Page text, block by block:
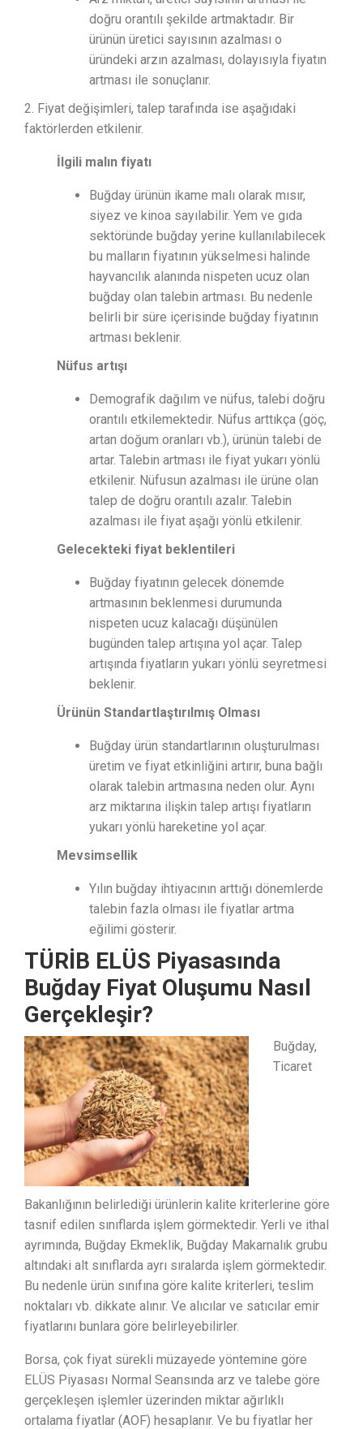
doğru orantılı şekilde artmaktadır. Bir
ürünün üretici sayısının azalması o
üründeki arzın azalması, dolayısıyla fiyatın
artması ile sonuçlanır.
2. Fiyat değişimleri, talep tarafında ise aşağıdaki
faktörlerden etkilenir.
İlgili malın fiyatı
Buğday ürünün ikame malı olarak mısır,
siyez ve kinoa sayılabilir. Yem ve gıda
sektöründe buğday yerine kullanılabilecek
bu malların fiyatının yükselmesi halinde
hayvancılık alanında nispeten ucuz olan
buğday olan talebin artması. Bu nedenle
belirli bir süre içerisinde buğday fiyatının
artması beklenir.
Nüfus artışı
Demografik dağılım ve nüfus, talebi doğru
orantılı etkilemektedir. Nüfus arttıkça (göç,
artan doğum oranları vb.), ürünün talebi de
artar. Talebin artması ile fiyat yukarı yönlü
etkilenir. Nüfusun azalması ile ürüne olan
talep de doğru orantılı azalır. Talebin
azalması ile fiyat aşağı yönlü etkilenir.
Gelecekteki fiyat beklentileri
Buğday fiyatının gelecek dönemde
artmasının beklenmesi durumunda
nispeten ucuz kalacağı düşünülen
bugünden talep artışına yol açar. Talep
artışında fiyatların yukarı yönlü seyretmesi
beklenir.
Ürünün Standartlaştırılmış Olması
Buğday ürün standartlarının oluşturulması
üretim ve fiyat etkinliğini artırır, buna bağlı
olarak talebin artmasına neden olur. Aynı
arz miktarına ilişkin talep artışı fiyatların
yukarı yönlü hareketine yol açar.
Mevsimsellik
Yılın buğday ihtiyacının arttığı dönemlerde
talebin fazla olması ile fiyatlar artma
eğilimi gösterir.
TÜRİB ELÜS Piyasasında
Buğday Fiyat Oluşumu Nasıl
Gerçekleşir?
Buğday,
Ticaret
Bakanlığının belirlediği ürünlerin kalite kriterlerine göre
tasnif edilen sınıflarda işlem görmektedir. Yerli ve ithal
ayrımında, Buğday Ekmeklik, Buğday Makarnalık grubu
altındaki alt sınıflarda ayrı sıralarda işlem görmektedir.
Bu nedenle ürün sınıfına göre kalite kriterleri, teslim
noktaları vb. dikkate alınır. Ve alıcılar ve satıcılar emir
fiyatlarını bunlara göre belirleyebilirler.
Borsa, çok fiyat sürekli müzayede yöntemine göre
ELÜS Piyasası Normal Seansında arz ve talebe göre
gerçekleşen işlemler üzerinden miktar ağırlıklı
ortalama fiyatlar (AOF) hesaplanır. Ve bu fiyatlar her